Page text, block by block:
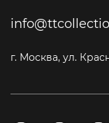
г. Москва, ул.